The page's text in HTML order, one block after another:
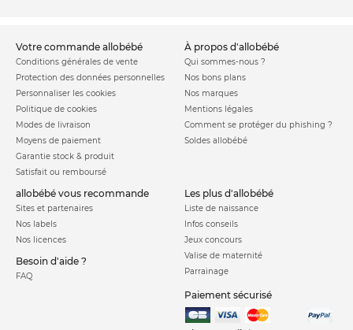
votre commande allobébé
Conditions générales de vente
Protection des données personnelles
Personnaliser les cookies
Politique de cookies
Modes de livraison
Moyens de paiement
Garantie stock & produit
Satisfait ou remboursé
à propos d'allobébé
Qui sommes-nous ?
Nos bons plans
Nos marques
Mentions légales
Comment se protéger du phishing ?
Soldes allobébé
allobébé vous recommande
Sites et partenaires
Nos labels
Nos licences
Besoin d'aide ?
FAQ
les plus d'allobébé
Liste de naissance
Infos conseils
Jeux concours
Valise de maternité
Parrainage
Paiement sécurisé